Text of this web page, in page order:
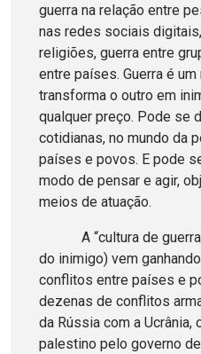
guerra na relação entre
nas redes sociais
religiões, guerra entre
entre países. Guerra é
transforma o outro em
qualquer preço. Pode se
cotidianas, no mundo da
países e povos. E pode
modo de pensar e agir,
meios de atuação.
A “cultura de guerra”
do inimigo) vem
conflitos entre países e
dezenas de conflitos
da Rússia com a Ucrânia,
palestino pelo governo